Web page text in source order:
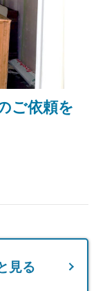
ご依頼を
見る